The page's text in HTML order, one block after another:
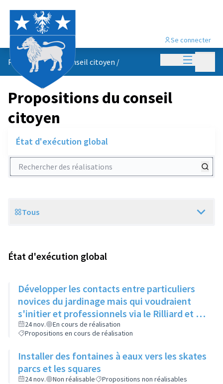
Menu
Se connecter
Propositions du conseil citoyen /
Propositions du conseil
citoyen
État d'exécution global
Rechercher des réalisations
Scope
Tous
État d'exécution global
Développer les contacts entre particuliers
novices du jardinage mais qui voudraient
s'initier et professionnels via le Rilliard et la
Maison de la Vie Locale
24 nov.
En cours de réalisation
Propositions en cours de réalisation
Installer des fontaines à eaux vers les skates
parcs et les squares
24 nov. Non réalisable Propositions non réalisables